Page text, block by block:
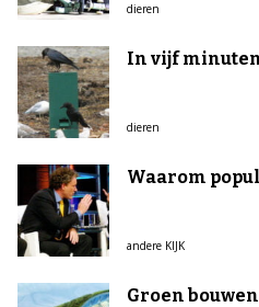
dieren
In vijf
dieren
Waarom
andere KIJK
Groen bouwen